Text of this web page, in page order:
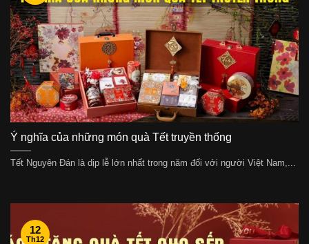
Ý nghĩa của những món quà Tết truyền thống
Tết Nguyên Đán là dịp lễ lớn nhất trong năm đối với người Việt Nam,...
12
Th12